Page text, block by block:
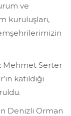
ve
kuruluşları,
Mehmet Serter
katıldığı
Denizli Orman